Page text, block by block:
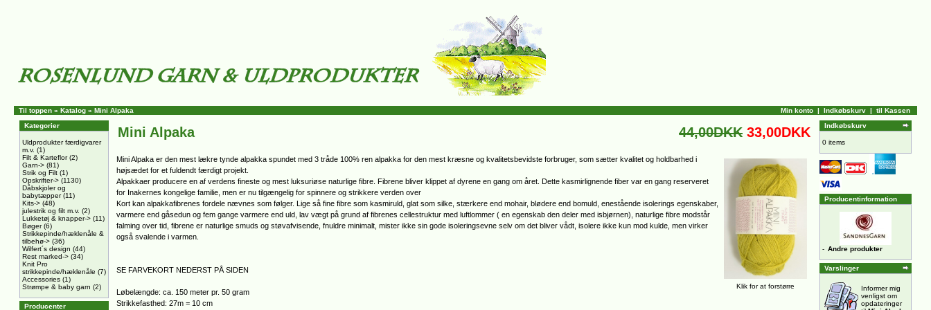
Til toppen » Katalog » Mini Alpaka Min konto | Indkøbskurv | til Kassen
Kategorier
Uldprodukter færdigvarer
m.v. (1)
Filt & Karteflor(2)
Garn-> (81)
Strik og Filt (1)
Opskrifter-> (1130)
Dåbskjoler og
babytæpper(11)
Kits-> (48)
julestrik og filt m.v. (2)
Lukketøj & knapper-> (11)
Bøger(6)
Strikkepinde/hæklenåle &
tilbehø-> (36)
Wilfert´s design (44)
Rest marked-> (34)
Knit Pro
strikkepinde/hæklenåle (7)
Accessories (1)
Strømpe & baby garn (2)
Producenter
Mini Alpaka 44,00DKK 33,00DKK
Klik for at forstørre
Mini Alpaka er den mest lækre tynde alpakka spundet med 3 tråde 100% ren alpakka for den mest kræsne og kvalitetsbevidste forbruger, som sætter kvalitet og holdbarhed i
højsædet for et fuldendt færdigt projekt.
Alpakkaer producere en af verdens fineste og mest luksuriøse naturlige fibre. Fibrene bliver klippet af dyrene en gang om året. Dette kasmirlignende fiber var en gang reserveret
for Inakernes kongelige familie, men er nu tilgængelig for spinnere og strikkere verden over
Kort kan alpakkafibrenes fordele nævnes som følger. Lige så fine fibre som kasmiruld, glat som silke, stærkere end mohair, blødere end bomuld, enestående isolerings egenskaber,
varmere end gåsedun og fem gange varmere end uld, lav vægt på grund af fibrenes cellestruktur med luftlommer ( en egenskab den deler med isbjørnen), naturlige fibre modstår
falming over tid, fibrene er naturlige smuds og støvafvisende, fnuldre minimalt, mister ikke sin gode isoleringsevne selv om det bliver vådt, isolere ikke kun mod kulde, men virker
også svalende i varmen.
SE FARVEKORT NEDERST PÅ SIDEN
Løbelængde: ca. 150 meter pr. 50 gram
Strikkefasthed: 27m = 10 cm
Indkøbskurv
0 items
Producentinformation
- Andre produkter
Varslinger
Informer mig
venligst om
opdateringer